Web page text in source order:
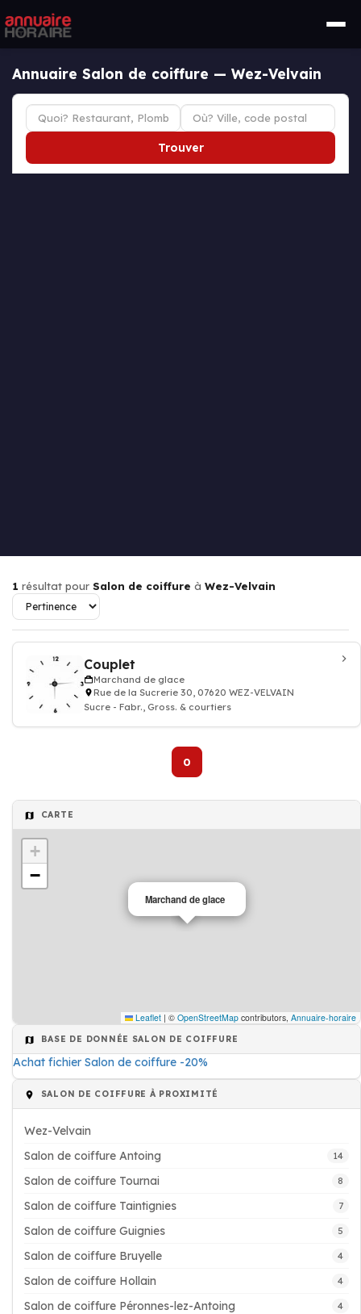
Annuaire Salon de coiffure — Wez-Velvain
Trouver
1 résultat pour Salon de coiffure à Wez-Velvain
Couplet
Marchand de glace
Rue de la Sucrerie 30, 07620 WEZ-VELVAIN
Sucre - Fabr., Gross. & courtiers
0
CARTE
Marchand de glace
+
−
Leaflet | © OpenStreetMap contributors, Annuaire-horaire
BASE DE DONNÉE SALON DE COIFFURE
Achat fichier Salon de coiffure -20%
SALON DE COIFFURE À PROXIMITÉ
Wez-Velvain
Salon de coiffure Antoing
14
Salon de coiffure Tournai 8
Salon de coiffure Taintignies 7
Salon de coiffure Guignies 5
Salon de coiffure Bruyelle 4
Salon de coiffure Hollain 4
Salon de coiffure Péronnes-lez-Antoing 4